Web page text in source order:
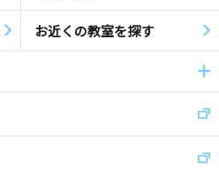
お近くの教室を探す